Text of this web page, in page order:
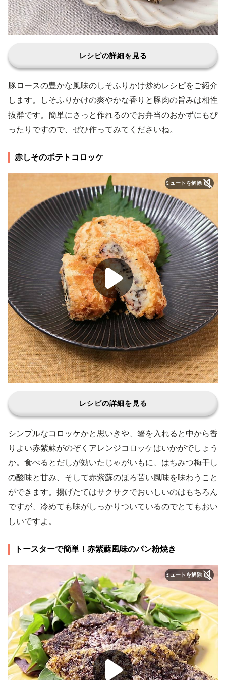
レシピの詳細を見る
豚ロースの豊かな風味のしそふりかけ炒めレシピをご紹介
します。しそふりかけの爽やかな香りと豚肉の旨みは相性
抜群です。簡単にさっと作れるのでお弁当のおかずにもぴ
ったりですので、ぜひ作ってみてくださいね。
赤しそのポテトコロッケ
ミュートを解除
レシピの詳細を見る
シンプルなコロッケかと思いきや、箸を入れると中から香
りよい赤紫蘇がのぞくアレンジコロッケはいかがでしょう
か。食べるとだしが効いたじゃがいもに、はちみつ梅干し
の酸味と甘み、そして赤紫蘇のほろ苦い風味を味わうこと
ができます。揚げたてはサクサクでおいしいのはもちろん
ですが、冷めても味がしっかりついているのでとてもおい
しいですよ。
トースターで簡単！赤紫蘇風味のパン粉焼き
ミュートを解除